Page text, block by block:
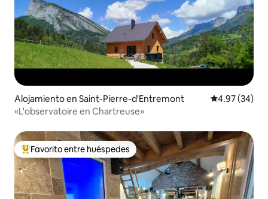
Alojamiento en Saint-Pierre-d'Entremont Calificación
4.97 (34)
«L'observatoire en Chartreuse»
Favorito entre huéspedes preferido
Favorito entre huéspedes